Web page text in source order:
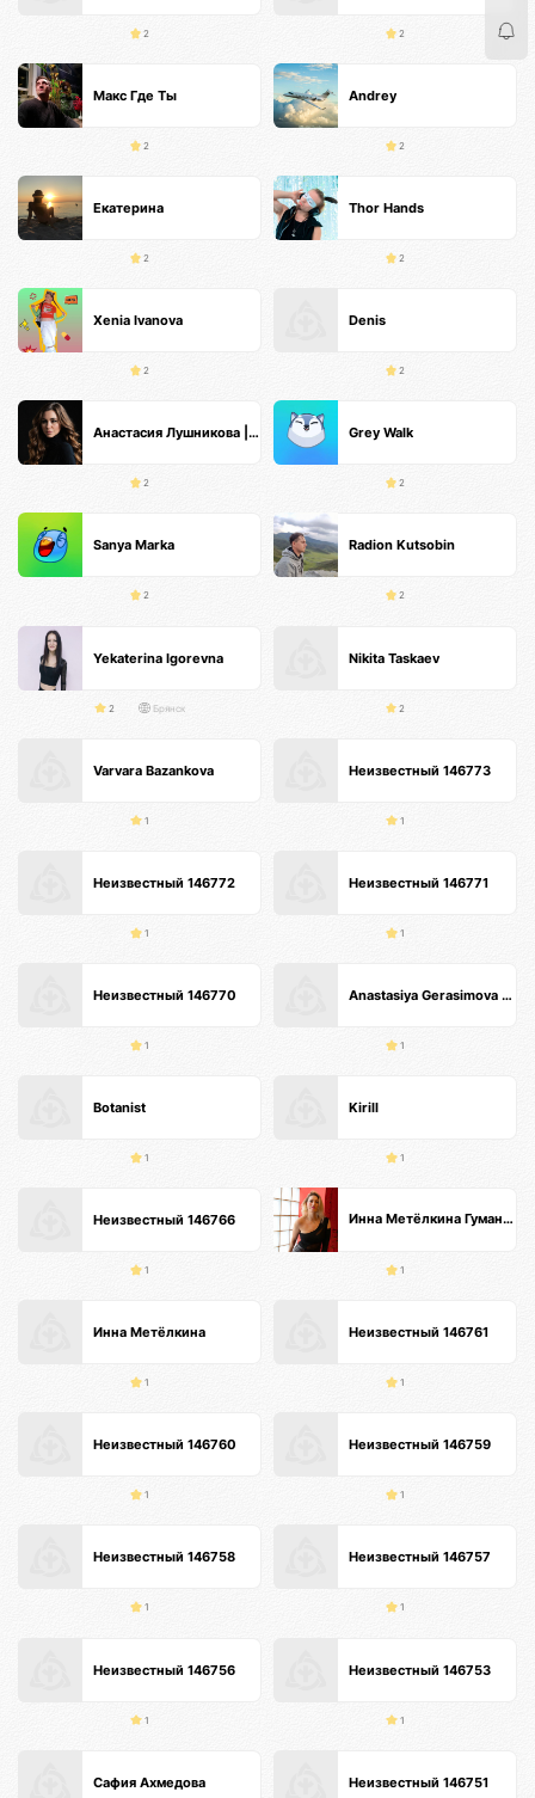
2 2
Макс Где Ты
2
Andrey
2
Екатерина
2
Thor Hands
2
Xenia Ivanova
2
Denis
2
Анастасия Лушникова | Основатель TS
2
Grey Walk
2
Sanya Marka
2
Radion Kutsobin
2
Yekaterina Igorevna
2 Брянск
Nikita Taskaev
2
Varvara Bazankova
1
Неизвестный 146773
1
Неизвестный 146772
1
Неизвестный 146771
1
Неизвестный 146770
1
Anastasiya Gerasimova Анти-кризисные продажи
1
Botanist
1
Kirill
1
Неизвестный 146766
1
Инна Метёлкина Гуманистический Психолог Интегративный метод🕊️специалист по психосоматике
1
Инна Метёлкина
1
Неизвестный 146761
1
Неизвестный 146760
1
Неизвестный 146759
1
Неизвестный 146758
1
Неизвестный 146757
1
Неизвестный 146756
1
Неизвестный 146753
1
Сафия Ахмедова Неизвестный 146751